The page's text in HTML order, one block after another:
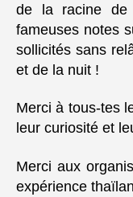
de la racine de
fameuses notes
sollicités sans
et de la nuit !
Merci à tous-tes
leur curiosité et
Merci aux
expérience